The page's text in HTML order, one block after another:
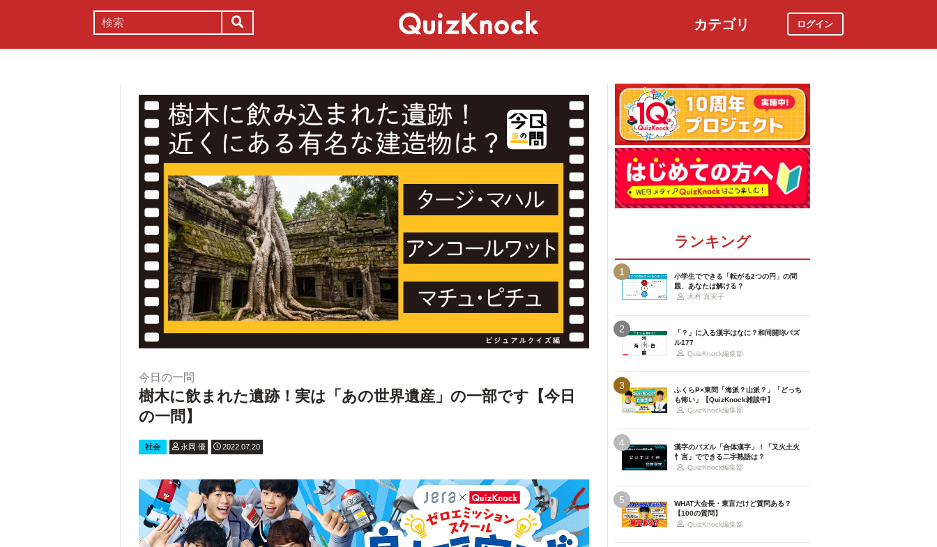
カテゴリ ログイン
今日の一問
樹木に飲まれた遺跡！実は「あの世界遺産」の一部です【今日
の一問】
社会 永岡 優 2022.07.20
ランキング
1
小学生でできる「転がる2つの円」の問
題、あなたは解ける？
木村 真実子
2
「？」に入る漢字はなに？和同開珎パズ
ル177
QuizKnock編集部
3
ふくらP×東問「海派？山派？」「どっち
も怖い」【QuizKnock雑談中】
QuizKnock編集部
4
漢字のパズル「合体漢字」！「又火土火
忄言」でできる二字熟語は？
QuizKnock編集部
5
WHAT大会長・東言だけど質問ある？
【100の質問】
QuizKnock編集部